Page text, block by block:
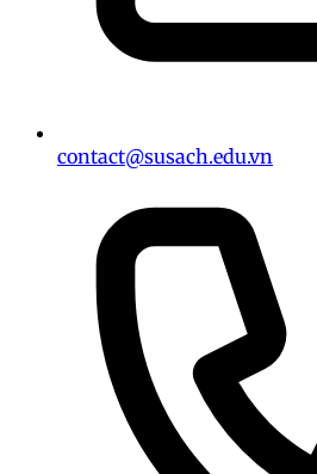
contact@susach.edu.vn